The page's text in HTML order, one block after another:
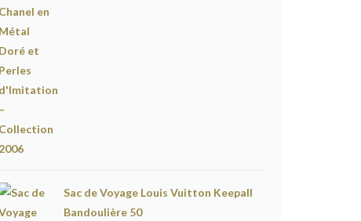
Sac de Voyage Louis Vuitton Keepall
Bandoulière 50